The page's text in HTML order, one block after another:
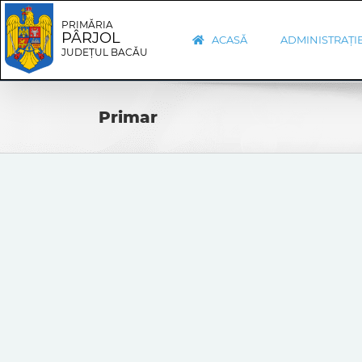
Skip
to
content
Skip
Navigation
PRIMĂRIA
PÂRJOL
JUDEȚUL BACĂU
ACASĂ
Primar